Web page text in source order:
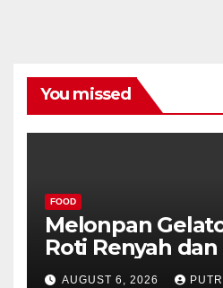
You missed
FOOD
Melonpan
Roti Renyah dan
Lembut yang
AUGUST 6, 2026